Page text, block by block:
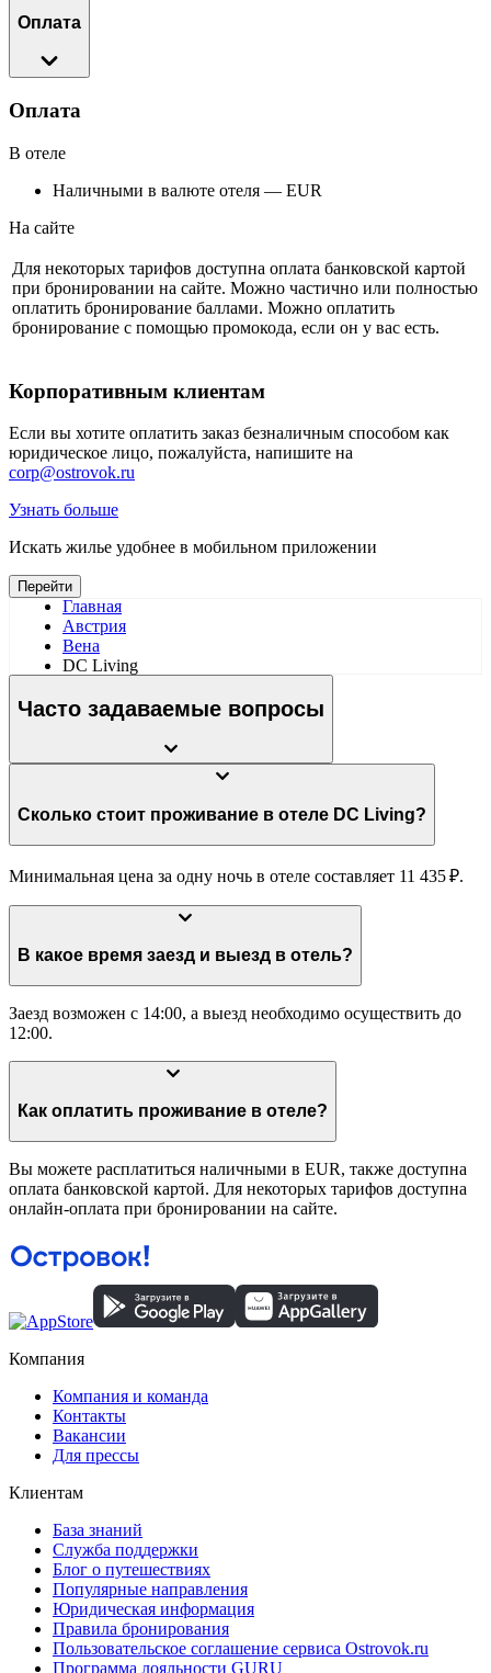
Оплата
Оплата
В отеле
Наличными в валюте отеля — EUR
На сайте
Для некоторых тарифов доступна оплата банковской картой
при бронировании на сайте. Можно частично или полностью
оплатить бронирование баллами. Можно оплатить
бронирование с помощью промокода, если он у вас есть.
Корпоративным клиентам
Если вы хотите оплатить заказ безналичным способом как
юридическое лицо, пожалуйста, напишите на
corp@ostrovok.ru
Узнать больше
Искать жилье удобнее в мобильном приложении
Перейти
Главная
Австрия
Вена
DC Living
Часто задаваемые вопросы
Сколько стоит проживание в отеле DC Living?
Минимальная цена за одну ночь в отеле составляет 11 435 ₽.
В какое время заезд и выезд в отель?
Заезд возможен с 14:00, а выезд необходимо осуществить до
12:00.
Как оплатить проживание в отеле?
Вы можете расплатиться наличными в EUR, также доступна
оплата банковской картой. Для некоторых тарифов доступна
онлайн-оплата при бронировании на сайте.
Компания
Компания и команда
Контакты
Вакансии
Для прессы
Клиентам
База знаний
Служба поддержки
Блог о путешествиях
Популярные направления
Юридическая информация
Правила бронирования
Пользовательское соглашение сервиса Ostrovok.ru
Программа лояльности GURU